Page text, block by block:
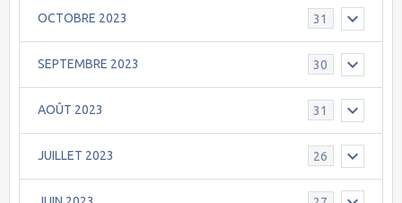
OCTOBRE 2023 31
SEPTEMBRE 2023 30
AOÛT 2023 31
JUILLET 2023 26